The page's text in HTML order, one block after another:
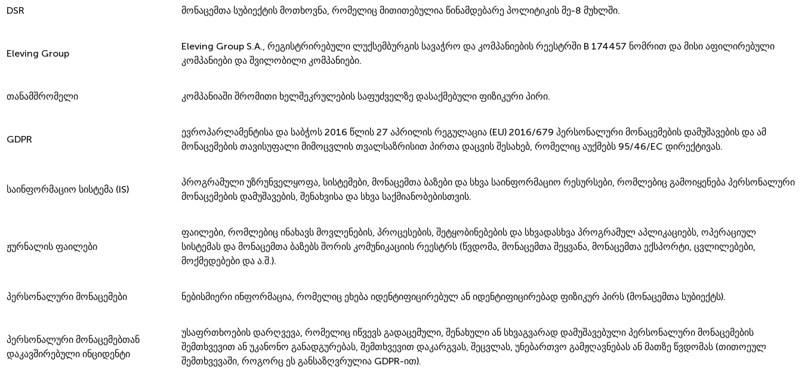
DSR მონაცემთა სუბიექტის მოთხოვნა, რომელიც მითითებულია წინამდებარე პოლიტიკის მე-8 მუხლში.
Eleving Group
Eleving Group S.A., რეგისტრირებული ლუქსემბურგის სავაჭრო და კომპანიების რეესტრში B 174457 ნომრით და მისი აფილირებული
კომპანიები და შვილობილი კომპანიები.
თანამშრომელი კომპანიაში შრომითი ხელშეკრულების საფუძველზე დასაქმებული ფიზიკური პირი.
GDPR
ევროპარლამენტისა და საბჭოს 2016 წლის 27 აპრილის რეგულაცია (EU) 2016/679 პერსონალური მონაცემების დამუშავების და ამ
მონაცემების თავისუფალი მიმოცვლის თვალსაზრისით პირთა დაცვის შესახებ, რომელიც აუქმებს 95/46/EC დირექტივას.
საინფორმაციო სისტემა (IS)
პროგრამული უზრუნველყოფა, სისტემები, მონაცემთა ბაზები და სხვა საინფორმაციო რესურსები, რომლებიც გამოიყენება პერსონალური
მონაცემების დამუშავების, შენახვისა და სხვა საქმიანობებისთვის.
ჟურნალის ფაილები
ფაილები, რომლებიც ინახავს მოვლენების, პროცესების, შეტყობინებების და სხვადასხვა პროგრამულ აპლიკაციებს, ოპერაციულ
სისტემას და მონაცემთა ბაზებს შორის კომუნიკაციის რეესტრს (წვდომა, მონაცემთა შეყვანა, მონაცემთა ექსპორტი, ცვლილებები,
მოქმედებები და ა.შ.).
პერსონალური მონაცემები ნებისმიერი ინფორმაცია, რომელიც ეხება იდენტიფიცირებულ ან იდენტიფიცირებად ფიზიკურ პირს (მონაცემთა სუბიექტს).
პერსონალური მონაცემებთან
დაკავშირებული ინციდენტი
უსაფრთხოების დარღვევა, რომელიც იწვევს გადაცემული, შენახული ან სხვაგვარად დამუშავებული პერსონალური მონაცემების
შემთხვევით ან უკანონო განადგურებას, შემთხვევით დაკარგვას, შეცვლას, უნებართვო გამჟღავნებას ან მათზე წვდომას (თითოეულ
შემთხვევაში, როგორც ეს განსაზღვრულია GDPR-ით).